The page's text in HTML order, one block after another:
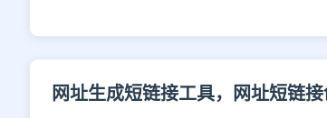
网址生成短链接工具，网址短链